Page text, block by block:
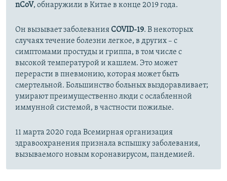
nCoV, обнаружили в Китае в конце 2019 года.
Он вызывает заболеванияCOVID-19. В некоторых
случаях течение болезни легкое, в других – с
симптомами простуды и гриппа, в том числе с
высокой температурой и кашлем. Это может
перерасти в пневмонию, которая может быть
смертельной. Большинство больных выздоравливает;
умирают преимущественно люди с ослабленной
иммунной системой, в частности пожилые.
11 марта 2020 года Всемирная организация
здравоохранения признала вспышку заболевания,
вызываемого новым коронавирусом, пандемией.